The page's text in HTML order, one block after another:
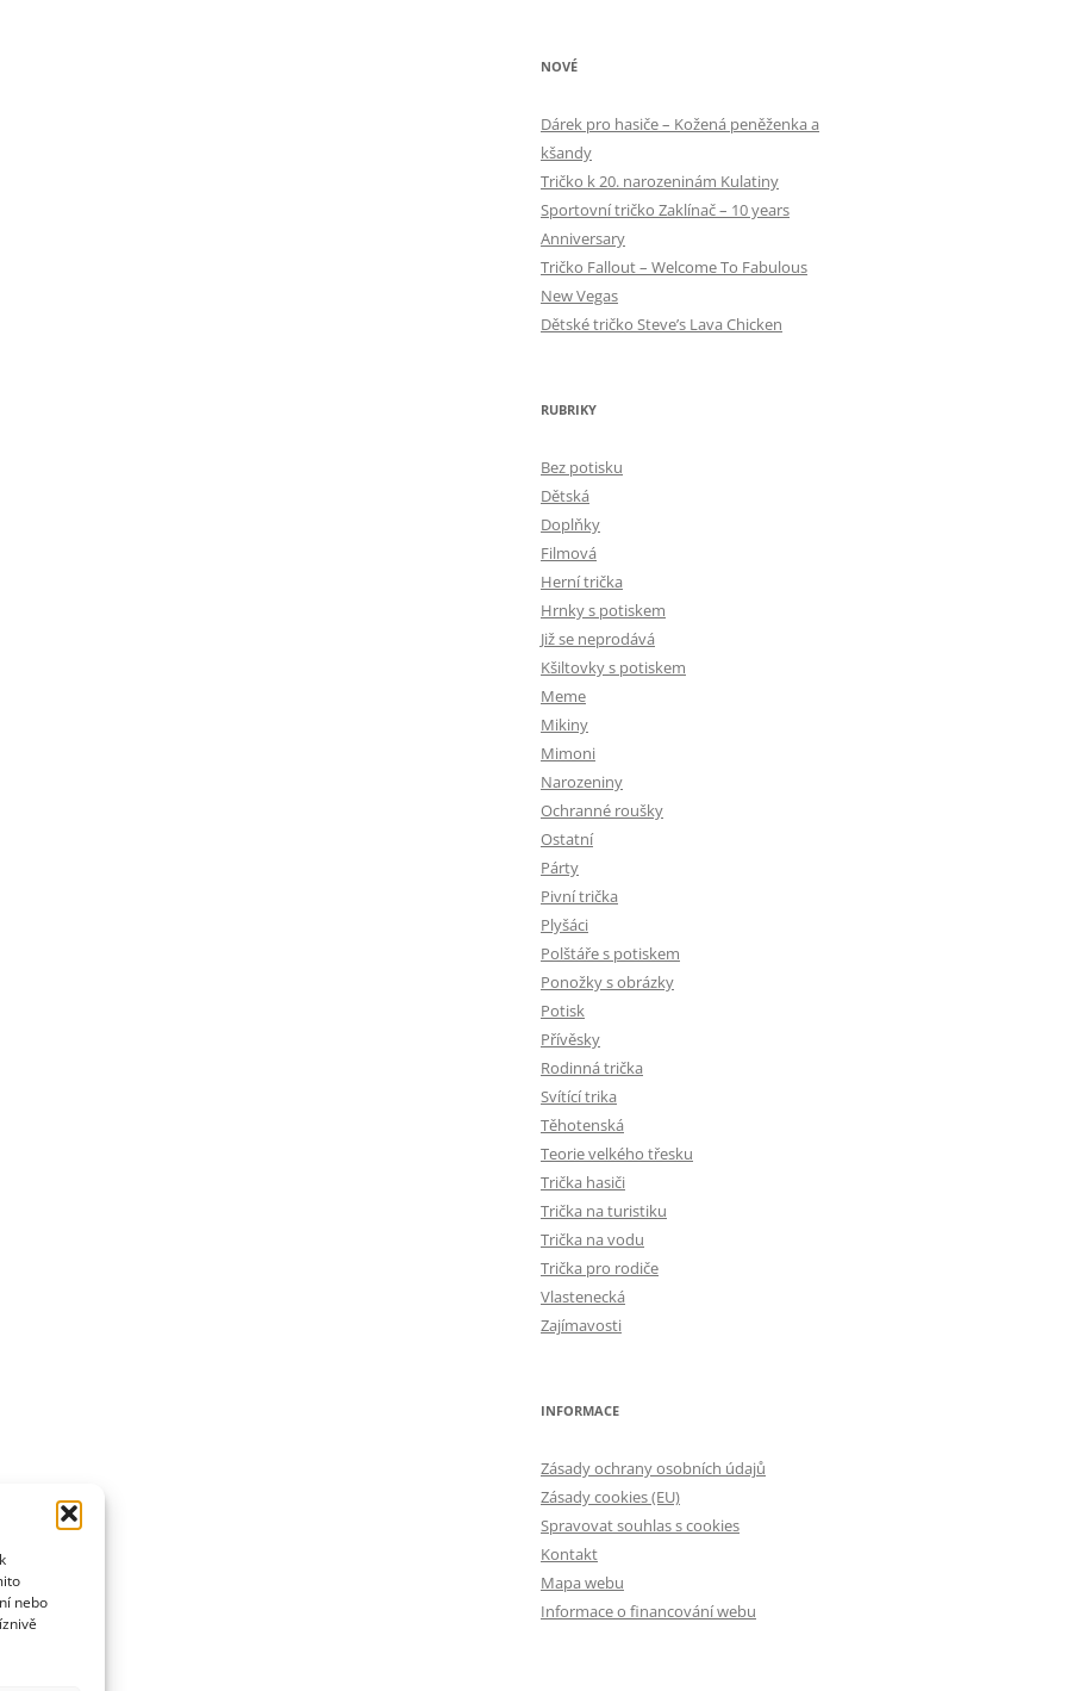
nebo
NOVÉ
Dárek pro hasiče – Kožená peněženka a
kšandy
Tričko k 20. narozeninám Kulatiny
Sportovní tričko Zaklínač – 10 years
Anniversary
Tričko Fallout – Welcome To Fabulous
New Vegas
Dětské tričko Steve’s Lava Chicken
RUBRIKY
Bez potisku
Dětská
Doplňky
Filmová
Herní trička
Hrnky s potiskem
Již se neprodává
Kšiltovky s potiskem
Meme
Mikiny
Mimoni
Narozeniny
Ochranné roušky
Ostatní
Párty
Pivní trička
Plyšáci
Polštáře s potiskem
Ponožky s obrázky
Potisk
Přívěsky
Rodinná trička
Svítící trika
Těhotenská
Teorie velkého třesku
Trička hasiči
Trička na turistiku
Trička na vodu
Trička pro rodiče
Vlastenecká
Zajímavosti
INFORMACE
Zásady ochrany osobních údajů
Zásady cookies (EU)
Spravovat souhlas s cookies
Kontakt
Mapa webu
Informace o financování webu